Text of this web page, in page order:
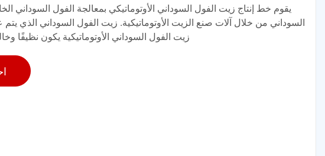
يقوم خط إنتاج زيت الفول السوداني الأوتوماتيكي بمعالجة الفول السوداني
السوداني من خلال آلات صنع الزيت الأوتوماتيكية. زيت الفول السوداني الذي
زيت الفول السوداني الأوتوماتيكية يكون نظيفًا